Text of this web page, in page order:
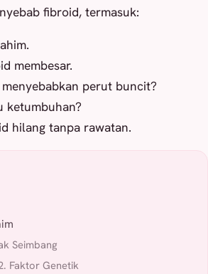
fibroid, termasuk:
membesar.
perut buncit?
ketumbuhan?
hilang tanpa rawatan.
Seimbang
Faktor Genetik